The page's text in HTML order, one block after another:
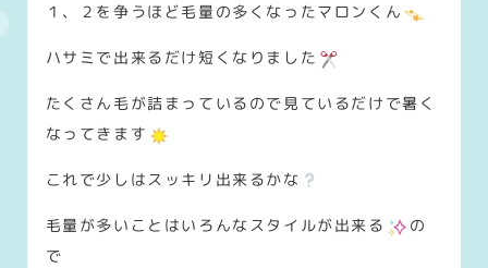
１、２を争うほど毛量の多くなったマロンくん
ハサミで出来るだけ短くなりました
たくさん毛が詰まっているので見ているだけで暑く
なってきます
これで少しはスッキリ出来るかな
毛量が多いことはいろんなスタイルが出来る
の
で